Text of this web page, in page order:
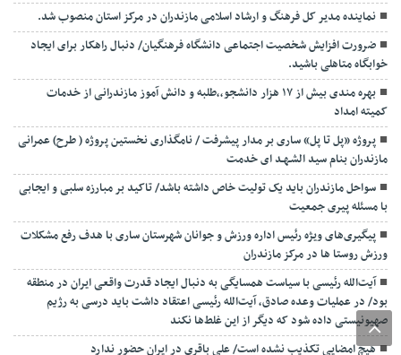
نماینده مدیر کل فرهنگ و ارشاد اسلامی مازندران در مرکز استان منصوب شد.
ضرورت افزایش شخصیت اجتماعی دانشگاه فرهنگیان/ دنبال راهکار برای ایجاد
خوابگاه متاهلی باشید.
بهره مندی بیش از ۱۷ هزار دانشجو،،طلبه و دانش آموز مازندرانی از خدمات
کمیته امداد
پروژه «پل تا پل» ساری بر مدار پیشرفت / نامگذاری نخستین پروژه ( طرح) عمرانی
مازندران بنام سید الشـهـد ای خدمت
سواحل مازندران باید یک تولیت خاص داشته باشد/ تاکید بر مبارزه سلبی و ایجابی
با مسئله پیری جمعیت
پیگیری‌های ویژه رئیس اداره ورزش و جوانان شهرستان ساری با هدف رفع مشکلات
ورزش روستا ها در مرکز مازندران
آیت‌الله رئیسی با سیاست همسایگی به دنبال ایجاد قدرت واقعی ایران در منطقه
بود/ در عملیات وعده صادق، آیت‌الله رئیسی اعتقاد داشت باید درسی به رژیم
صهیونیستی داده شود که دیگر از این غلط‌ها نکند
هیچ امضایی تکذیب نشده است/ علی باقری در ایران حضور ندارد